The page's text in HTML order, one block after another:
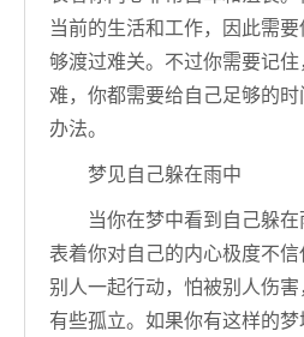
当前的生活和工作，因此需
够渡过难关。不过你需要记住
难，你都需要给自己足够的
办法。
梦见自己躲在雨中
当你在梦中看到自己躲
表着你对自己的内心极度不
别人一起行动，怕被别人伤
有些孤立。如果你有这样的